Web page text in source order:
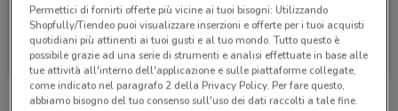
Ci dispiace, al momento non abbiamo pubblicato
volantini nella tua zona. Riprova più tardi.
Permettici di fornirti offerte più vicine ai tuoi bisogni: Utilizzando
Shopfully/Tiendeo puoi visualizzare inserzioni e offerte per i tuoi acquisti
quotidiani più attinenti ai tuoi gusti e al tuo mondo. Tutto questo è
possibile grazie ad una serie di strumenti e analisi effettuate in base alle
tue attività all'interno dell'applicazione e sulle piattaforme collegate,
come indicato nel paragrafo 2 della Privacy Policy. Per fare questo,
abbiamo bisogno del tuo consenso sull'uso dei dati raccolti a tale fine.